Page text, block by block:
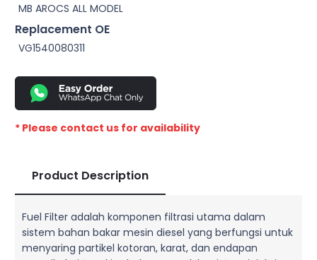
MB AROCS ALL MODEL
Replacement OE
VG1540080311
* Please contact us for availability
Product Description
Fuel Filter adalah komponen filtrasi utama dalam
sistem bahan bakar mesin diesel yang berfungsi untuk
menyaring partikel kotoran, karat, dan endapan